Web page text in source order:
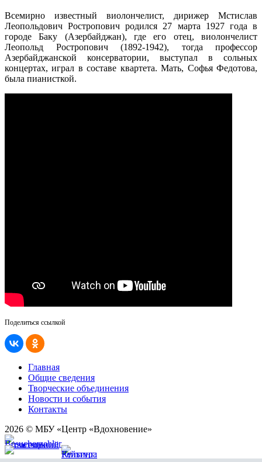
Всемирно известный виолончелист, дирижер Мстислав
Леопольдович Ростропович родился 27 марта 1927 года в
городе Баку (Азербайджан), где его отец, виолончелист
Леопольд Ростропович (1892-1942), тогда профессор
Азербайджанской консерватории, выступал в сольных
концертах, играл в составе квартета. Мать, Софья Федотова,
была пианисткой.
Поделиться ссылкой
Главная
Общие сведения
Творческие объединения
Новости и события
Контакты
2026 © МБУ «Центр «Вдохновение»